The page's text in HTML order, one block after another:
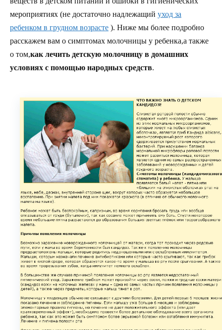
мероприятиях (не достаточно надлежащий уход за
ребенком в грудном возрасте ). Ниже мы более подробно
расскажем вам о симптомах молочницы у ребенка,а также
о том,как лечить детскую молочницу в домашних
условиях с помощью народных средств.